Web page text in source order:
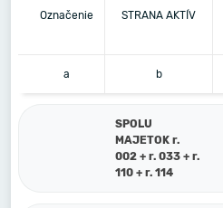
Označenie STRANA AKTÍV
a b
SPOLU
MAJETOK r.
002 + r. 033 + r.
110 + r. 114